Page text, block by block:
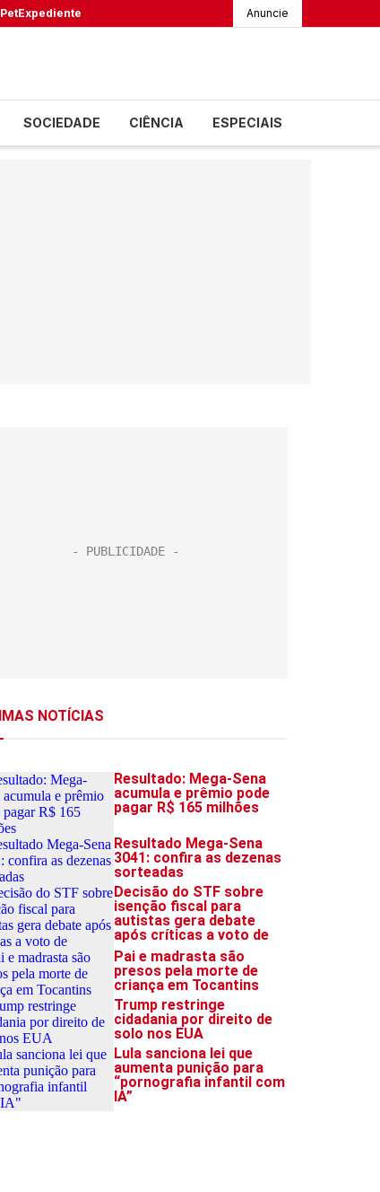
PetExpediente Anuncie
SOCIEDADE CIÊNCIA ESPECIAIS